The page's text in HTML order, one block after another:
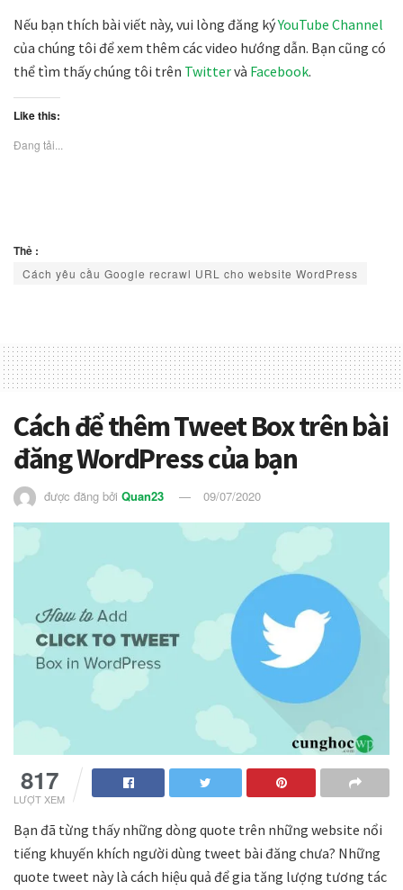
Nếu bạn thích bài viết này, vui lòng đăng kýYouTube Channel
của chúng tôi để xem thêm các video hướng dẫn. Bạn cũng có
thể tìm thấy chúng tôi trên Twittervà Facebook.
Like this:
Đang tải...
Thẻ :
Cách yêu cầu Google recrawl URL cho website WordPress
Cách để thêm Tweet Box trên bài
đăng WordPress của bạn
được đăng bởi Quan23 09/07/2020
817
LƯỢT XEM
Bạn đã từng thấy những dòng quote trên những website nổi
tiếng khuyến khích người dùng tweet bài đăng chưa? Những
quote tweet này là cách hiệu quả để gia tăng lượng tương tác